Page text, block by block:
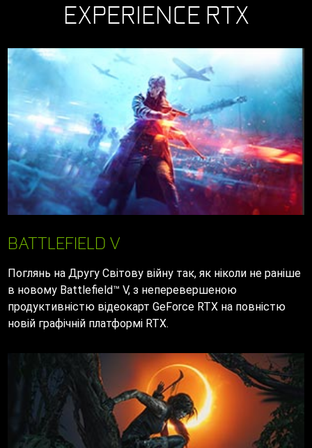
EXPERIENCE RTX
BATTLEFIELD V
Поглянь на Другу Світову війну так, як ніколи не раніше
в новому Battlefield™ V, з неперевершеною
продуктивністю відеокарт GeForce RTX на повністю
новій графічній платформі RTX.